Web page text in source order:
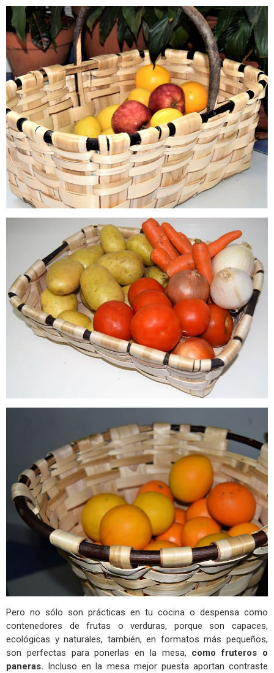
Pero no sólo son prácticas en tu cocina o despensa como
contenedores de frutas o verduras, porque son capaces,
ecológicas y naturales, también, en formatos más pequeños,
son perfectas para ponerlas en la mesa, como fruteros o
paneras. Incluso en la mesa mejor puesta aportan contraste